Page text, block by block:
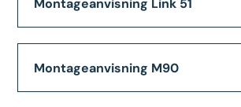
Montageanvisning M90